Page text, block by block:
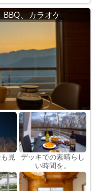
BBQ、カラオケ
見
デッキでの素晴らし
い時間を。